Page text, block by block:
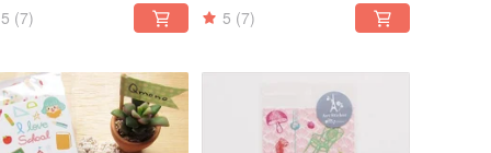
5 (7)
5 (7)